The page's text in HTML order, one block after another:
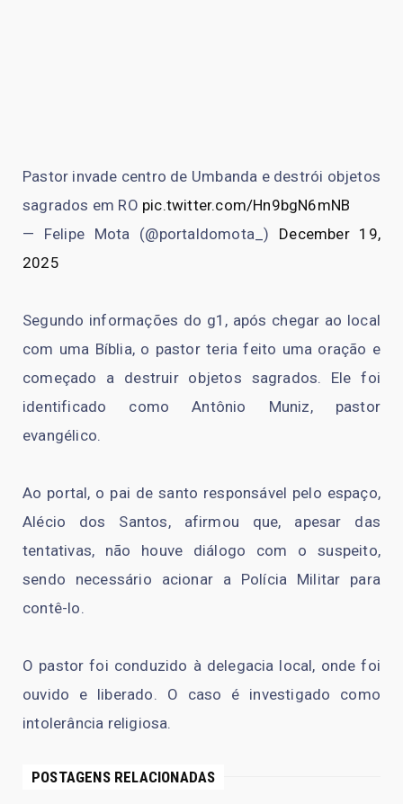
Pastor invade centro de Umbanda e destrói objetos
sagrados em RO pic.twitter.com/Hn9bgN6mNB
— Felipe Mota (@portaldomota_) December 19,
2025
Segundo informações do g1, após chegar ao local
com uma Bíblia, o pastor teria feito uma oração e
começado a destruir objetos sagrados. Ele foi
identificado como Antônio Muniz, pastor
evangélico.
Ao portal, o pai de santo responsável pelo espaço,
Alécio dos Santos, afirmou que, apesar das
tentativas, não houve diálogo com o suspeito,
sendo necessário acionar a Polícia Militar para
contê-lo.
O pastor foi conduzido à delegacia local, onde foi
ouvido e liberado. O caso é investigado como
intolerância religiosa.
POSTAGENS RELACIONADAS